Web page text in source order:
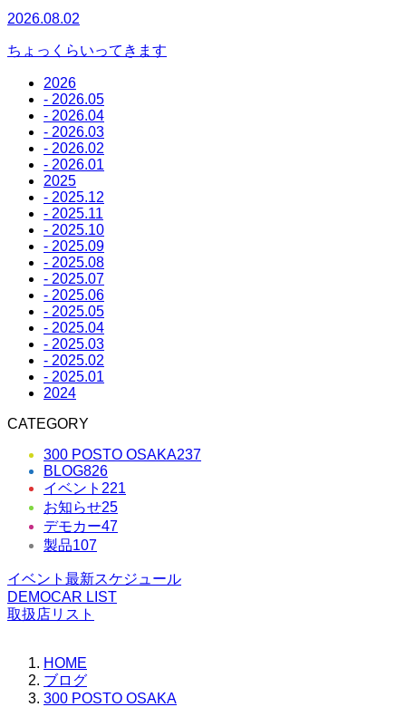
2026.08.02
ちょっくらいってきます
2026
- 2026.05
- 2026.04
- 2026.03
- 2026.02
- 2026.01
2025
- 2025.12
- 2025.11
- 2025.10
- 2025.09
- 2025.08
- 2025.07
- 2025.06
- 2025.05
- 2025.04
- 2025.03
- 2025.02
- 2025.01
2024
CATEGORY
300 POSTO OSAKA237
BLOG826
イベント 221
お知らせ25
デモカー47
製品107
イベント最新スケジュール
DEMOCAR LIST
取扱店リスト
HOME
ブログ
300 POSTO OSAKA